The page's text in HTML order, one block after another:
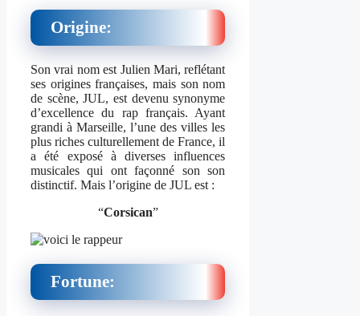
Origine:
Son vrai nom est Julien Mari, reflétant
ses origines françaises, mais son nom
de scène, JUL, est devenu synonyme
d’excellence du rap français. Ayant
grandi à Marseille, l’une des villes les
plus riches culturellement de France, il
a été exposé à diverses influences
musicales qui ont façonné son son
distinctif. Mais l’origine de JUL est :
“Corsican”
Fortune: